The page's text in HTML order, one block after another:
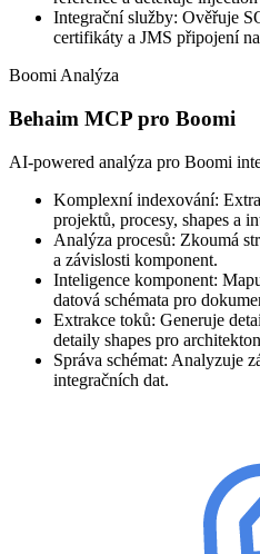
Integrační služby: Ověřuje
certifikáty a JMS připojení
Boomi Analýza
Behaim MCP pro Boomi
AI-powered analýza pro Boomi
Komplexní indexování:
projektů, procesy, shapes a
Analýza procesů: Zkoumá
a závislosti komponent.
Inteligence komponent:
datová schémata pro
Extrakce toků: Generuje
detaily shapes pro
Správa schémat: Analyzuje
integračních dat.